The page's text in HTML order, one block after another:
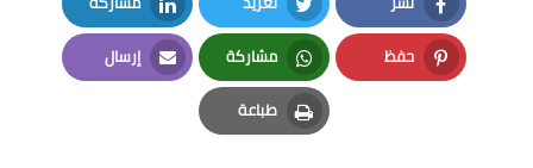
Facebook
Twitter
LinkedIn
حفظ
Pinterest
مشاركة
Whatsapp
إرسال
Email
طباعة
Print